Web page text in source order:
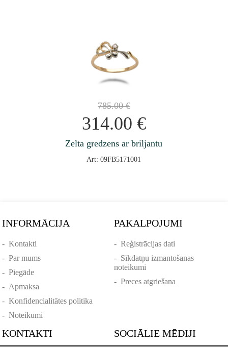
785.00€
314.00 €
Zelta gredzens ar briljantu
Art: 09FB5171001
INFORMĀCIJA
-Kontakti
-Par mums
-Piegāde
- Apmaksa
-Konfidencialitātes politika
-Noteikumi
PAKALPOJUMI
- Reģistrācijas dati
- Sīkdatņu izmantošanas
noteikumi
- Preces atgriešana
KONTAKTI SOCIĀLIE MĒDIJI